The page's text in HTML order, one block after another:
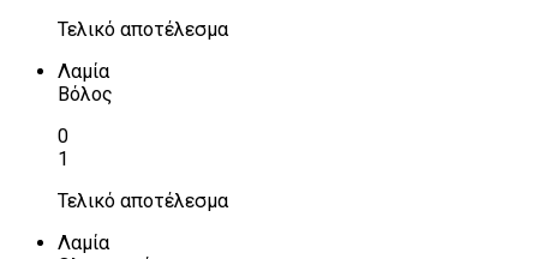
Τελικό αποτέλεσμα
Λαμία
Βόλος
0
1
Τελικό αποτέλεσμα
Λαμία